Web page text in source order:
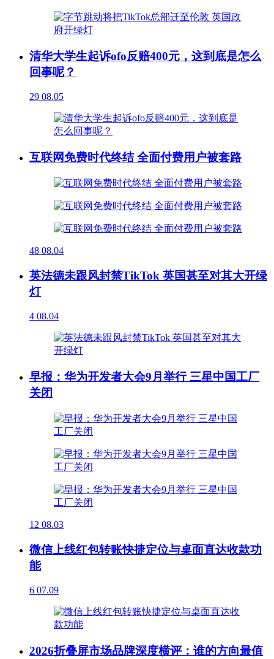
清华大学生起诉ofo反赔400元，这到底是怎么
回事呢？
29 08.05
互联网免费时代终结 全面付费用户被套路
48 08.04
英法德未跟风封禁TikTok 英国甚至对其大开绿
灯
4 08.04
早报：华为开发者大会9月举行 三星中国工厂
关闭
12 08.03
微信上线红包转账快捷定位与桌面直达收款功
能
6 07.09
2026折叠屏市场品牌深度横评：谁的方向最值